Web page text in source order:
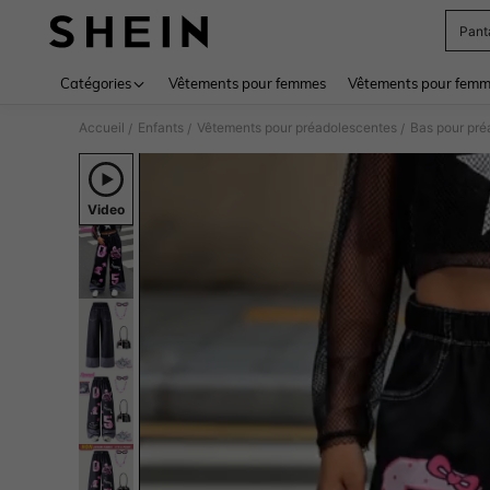
Catégories Vêtements pour femmes Vêtements pour
Accueil / Enfants / Vêtements pour préadolescentes / Bas pour
Video